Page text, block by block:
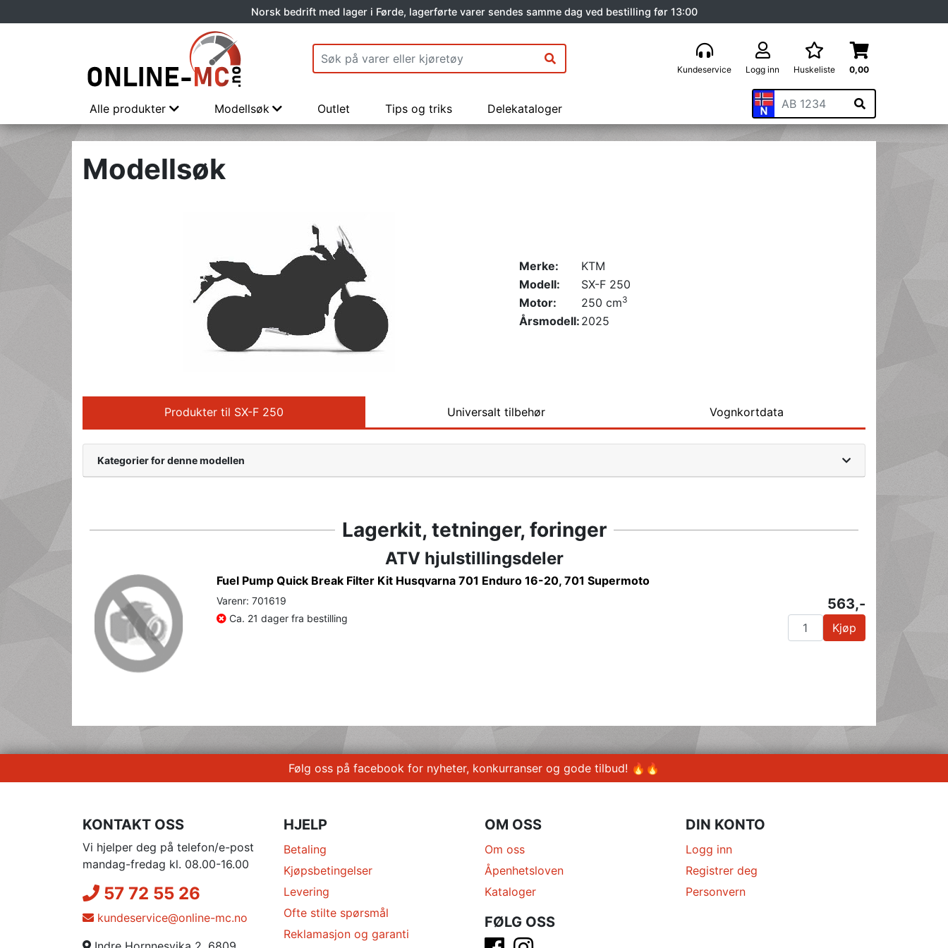
Norsk bedrift med lager i Førde, lagerførte varer sendes samme dag ved bestilling før 13:00
Kundeservice Logg inn Huskeliste 0,00
Alle produkter Modellsøk Outlet Tips og triks Delekataloger
Modellsøk
Merke:
KTM
Modell:
SX-F 250
Motor:
250 cm3
Årsmodell: 2025
Produkter til SX-F 250 Universalt tilbehør Vognkortdata
Kategorier for denne modellen
Lagerkit, tetninger, foringer
ATV hjulstillingsdeler
Fuel Pump Quick Break Filter Kit Husqvarna 701 Enduro 16-20, 701 Supermoto
Varenr: 701619
Ca. 21 dager fra bestilling
563,-
Kjøp
Følg oss på facebook for nyheter, konkurranser og gode tilbud! 🔥🔥
KONTAKT OSS
Vi hjelper deg på telefon/e-post
mandag-fredag kl. 08.00-16.00
57 72 55 26
kundeservice@online-mc.no
HJELP
Betaling
Kjøpsbetingelser
Levering
Ofte stilte spørsmål
Reklamasjon og garanti
OM OSS
Om oss
Åpenhetsloven
Kataloger
FØLG OSS
DIN KONTO
Logg inn
Registrer deg
Personvern